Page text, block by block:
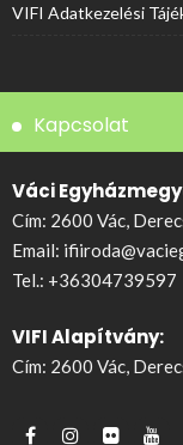
VIFI Adatkezelési
Kapcsolat
Váci
Cím: 2600 Vác,
Email:
Tel.: +36304739597
VIFI Alapítvány:
Cím: 2600 Vác,